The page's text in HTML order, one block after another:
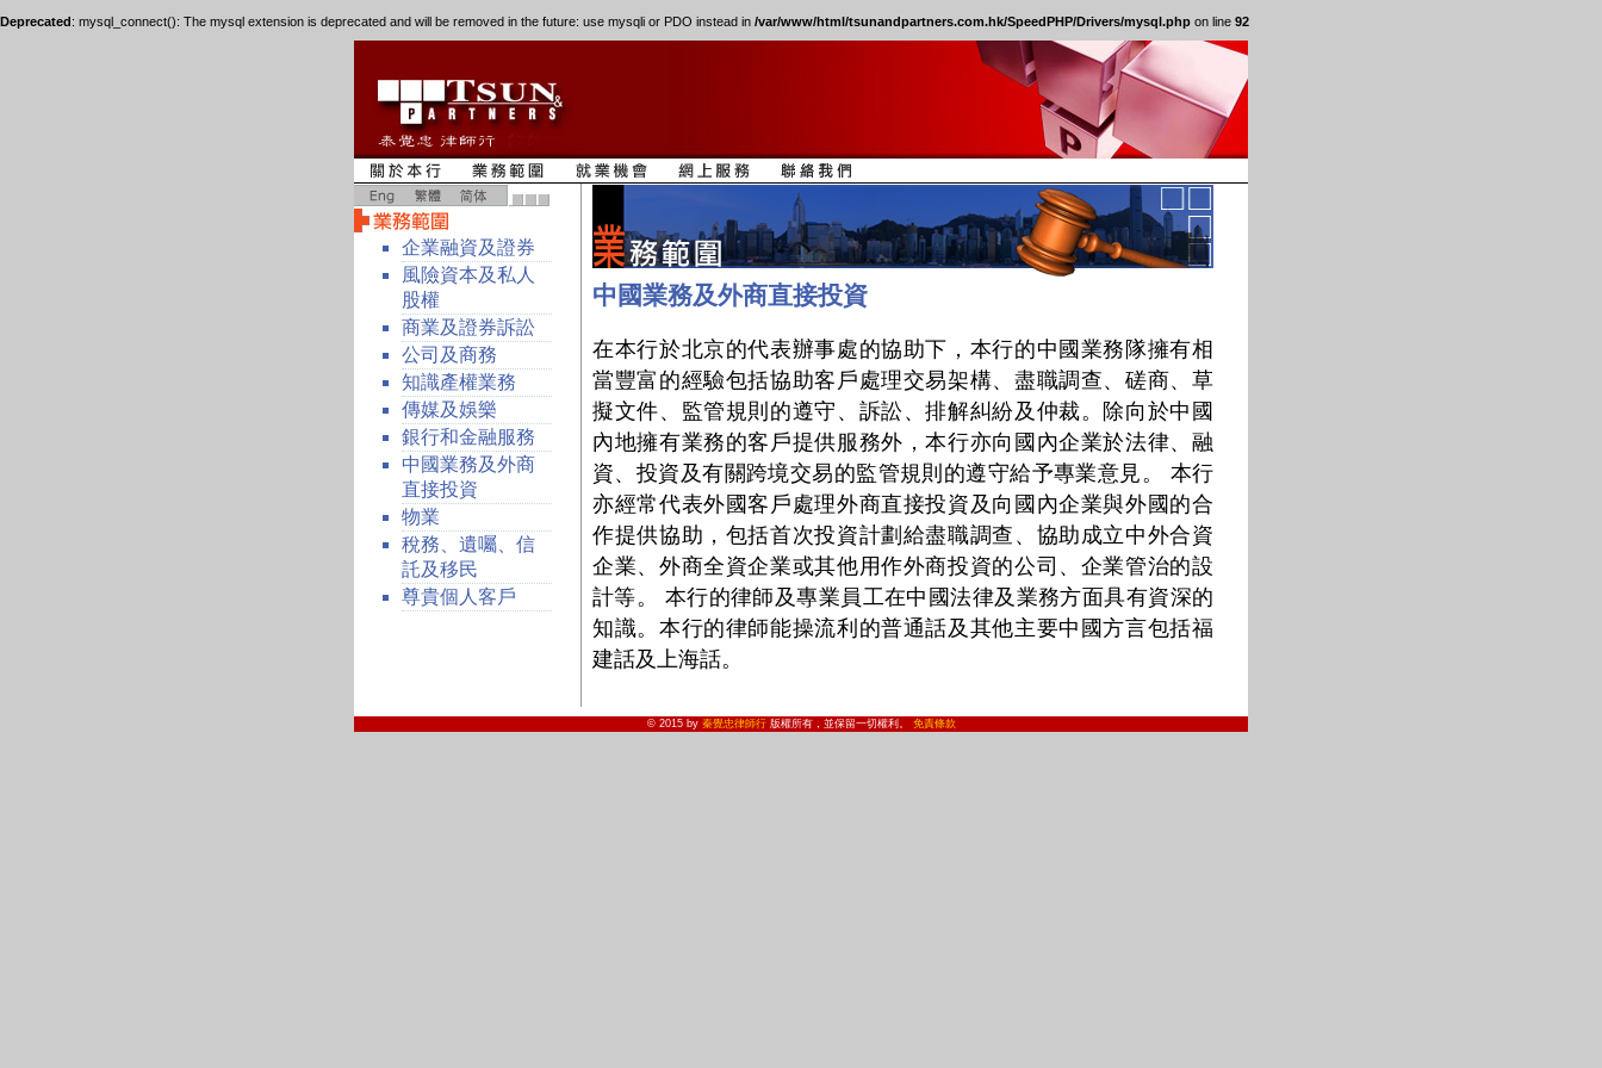
Deprecated: mysql_connect(): The mysql extension is deprecated and will be removed in the future: use mysqli or PDO instead in /var/www/html/tsunandpartners.com.hk/SpeedPHP/Drivers/mysql.php on line 92
企業融資及證券
風險資本及私人
股權
商業及證券訴訟
公司及商務
知識產權業務
傳媒及娛樂
銀行和金融服務
中國業務及外商
直接投資
物業
稅務、遺囑、信
託及移民
尊貴個人客戶
中國業務及外商直接投資
在本行於北京的代表辦事處的協助下，本行的中國業務隊擁有相
當豐富的經驗包括協助客戶處理交易架構、盡職調查、磋商、草
擬文件、監管規則的遵守、訴訟、排解糾紛及仲裁。除向於中國
內地擁有業務的客戶提供服務外，本行亦向國內企業於法律、融
資、投資及有關跨境交易的監管規則的遵守給予專業意見。 本行
亦經常代表外國客戶處理外商直接投資及向國內企業與外國的合
作提供協助，包括首次投資計劃給盡職調查、協助成立中外合資
企業、外商全資企業或其他用作外商投資的公司、企業管治的設
計等。 本行的律師及專業員工在中國法律及業務方面具有資深的
知識。本行的律師能操流利的普通話及其他主要中國方言包括福
建話及上海話。
© 2015 by 秦覺忠律師行版權所有，並保留一切權利。 免責條款